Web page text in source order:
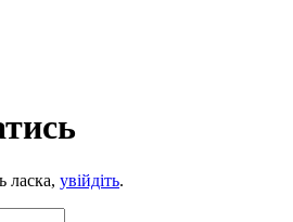
ласка, увійдіть.